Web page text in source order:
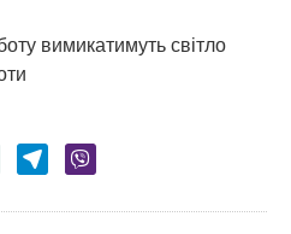
вимикатимуть світло